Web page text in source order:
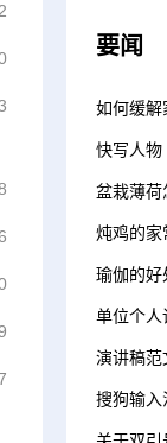
要闻
快写人物
盆栽薄荷
炖鸡的家
瑜伽的好
单位个人
演讲稿范
搜狗输入